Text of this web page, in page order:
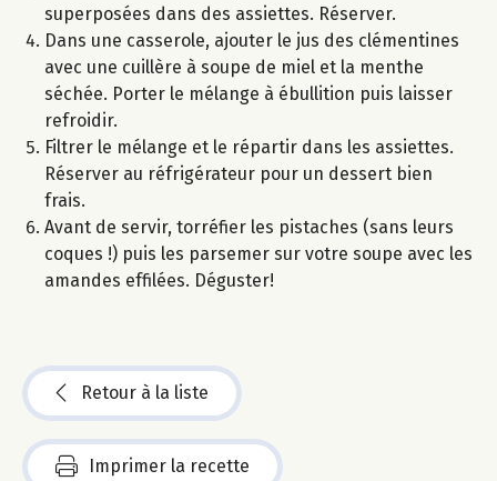
superposées dans des assiettes. Réserver.
Dans une casserole, ajouter le jus des clémentines
avec une cuillère à soupe de miel et la menthe
séchée. Porter le mélange à ébullition puis laisser
refroidir.
Filtrer le mélange et le répartir dans les assiettes.
Réserver au réfrigérateur pour un dessert bien
frais.
Avant de servir, torréfier les pistaches (sans leurs
coques !) puis les parsemer sur votre soupe avec les
amandes effilées. Déguster!
Retour à la liste
Imprimer la recette